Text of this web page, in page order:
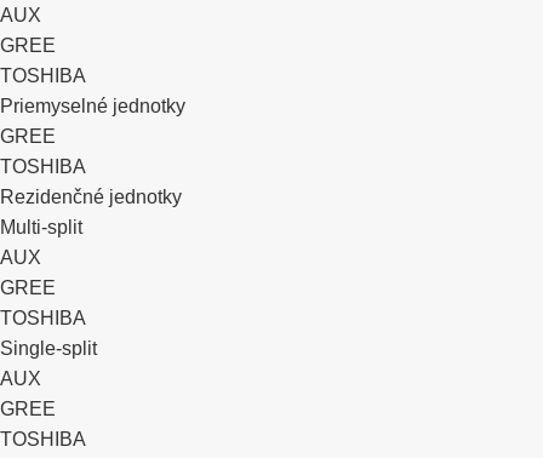
AUX
GREE
TOSHIBA
Priemyselné jednotky
GREE
TOSHIBA
Rezidenčné jednotky
Multi-split
AUX
GREE
TOSHIBA
Single-split
AUX
GREE
TOSHIBA